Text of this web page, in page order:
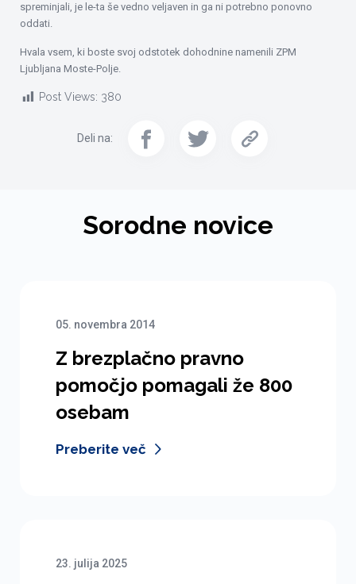
spreminjali, je le-ta še vedno veljaven in ga ni potrebno ponovno
oddati.
Hvala vsem, ki boste svoj odstotek dohodnine namenili ZPM
Ljubljana Moste-Polje.
Post Views: 380
Deli na:
Sorodne novice
05. novembra 2014
Z brezplačno pravno
pomočjo pomagali že 800
osebam
Preberite več
23. julija 2025